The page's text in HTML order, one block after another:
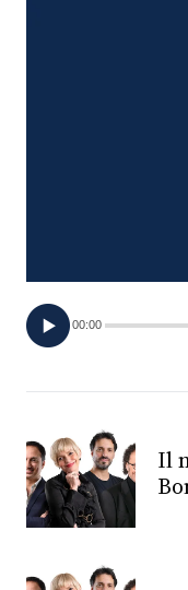
TV
PRINCIPATO
MONACO
RMC
CONSIGLIA
00:00
Il